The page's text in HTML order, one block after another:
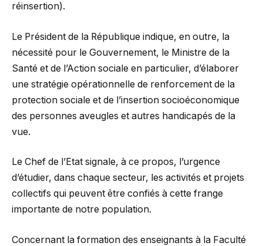
réinsertion).
Le Président de la République indique, en outre, la
nécessité pour le Gouvernement, le Ministre de la
Santé et de l’Action sociale en particulier, d’élaborer
une stratégie opérationnelle de renforcement de la
protection sociale et de l’insertion socioéconomique
des personnes aveugles et autres handicapés de la
vue.
Le Chef de l’Etat signale, à ce propos, l’urgence
d’étudier, dans chaque secteur, les activités et projets
collectifs qui peuvent être confiés à cette frange
importante de notre population.
Concernant la formation des enseignants à la Faculté